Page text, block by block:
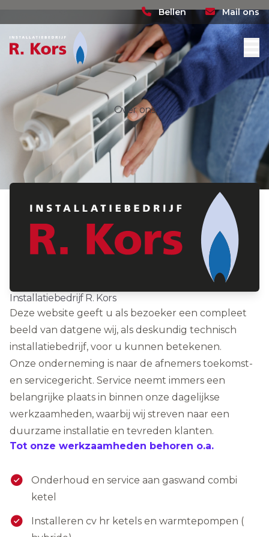
Bellen Mail ons
Over ons
Home
Over ons
Installatiebedrijf R. Kors
Deze website geeft u als bezoeker een compleet
beeld van datgene wij, als deskundig technisch
installatiebedrijf, voor u kunnen betekenen.
Onze onderneming is naar de afnemers toekomst-
en servicegericht. Service neemt immers een
belangrijke plaats in binnen onze dagelijkse
werkzaamheden, waarbij wij streven naar een
duurzame installatie en tevreden klanten.
Tot onze werkzaamheden behoren o.a.
Onderhoud en service aan gaswand combi
ketel
Installeren cv hr ketels en warmtepompen (